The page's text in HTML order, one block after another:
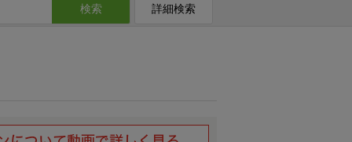
検索 詳細検索